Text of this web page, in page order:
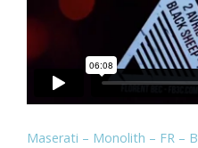
Maserati – Monolith – FR –